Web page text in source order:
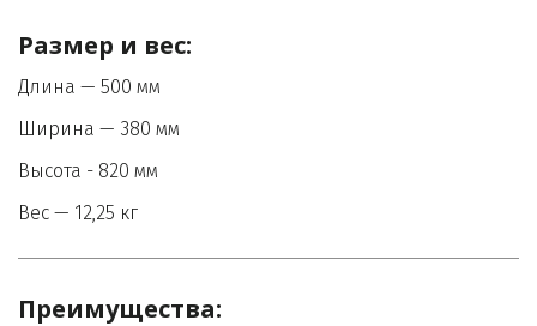
Размер и вес:
Длина — 500 мм
Ширина — 380 мм
Высота - 820 мм
Вес — 12,25 кг
Преимущества: